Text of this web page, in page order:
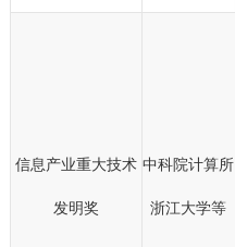
信息产业重大技术
发明奖
中科院计算所
浙江大学等